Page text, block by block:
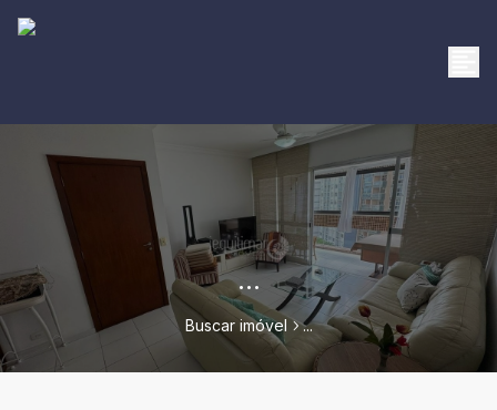
...
Buscar imóvel ...